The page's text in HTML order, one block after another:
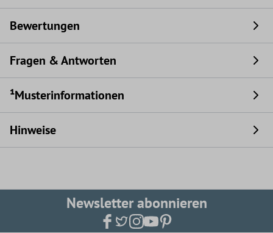
Bewertungen
Fragen & Antworten
¹Musterinformationen
Hinweise
Newsletter abonnieren